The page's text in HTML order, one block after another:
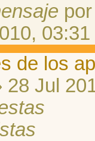
03:31
de los
28 Jul